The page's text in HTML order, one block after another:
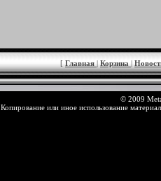
[ Главная | Корзина |
© 2009
Копирование или иное использование